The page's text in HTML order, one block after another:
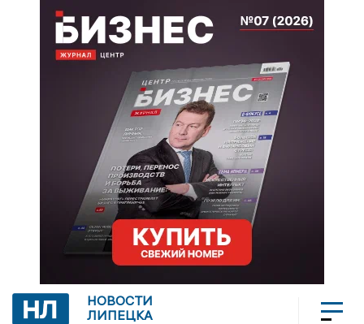
НОВОСТИ
ЛИПЕЦКА